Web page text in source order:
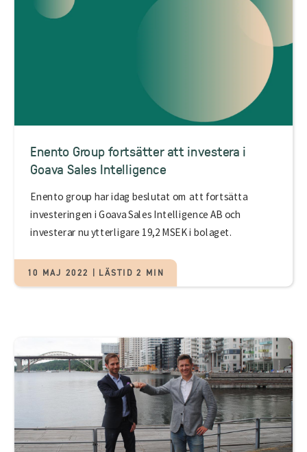
Enento Group fortsätter att investera i
Goava Sales Intelligence
Enento group har idag beslutat om att fortsätta
investeringen i Goava Sales Intelligence AB och
investerar nu ytterligare 19,2 MSEK i bolaget.
10 MAJ 2022 | LÄSTID 2 MIN